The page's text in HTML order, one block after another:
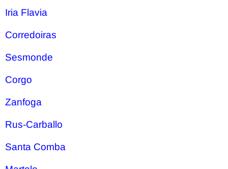
Iria Flavia
Corredoiras
Sesmonde
Corgo
Zanfoga
Rus-Carballo
Santa Comba